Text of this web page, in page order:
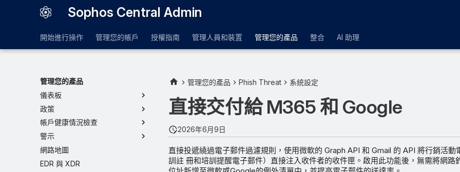
Sophos Central Admin
開始進行操作 管理您的帳戶 授權指南 管理人員和裝置 管理您的產品 整合 AI 助理
管理您的產品
儀表板
政策
帳戶健康情況檢查
警示
網路地圖
EDR 與 XDR
管理您的產品 Phish Threat 系統設定
直接交付給 M365 和 Google
2026年6月9日
直接投遞繞過電子郵件過濾規則，使用微軟的 Graph API 和 Gmail 的 API 將行銷活動
訓註 冊和培訓提醒電子郵件）直接注入收件者的收件匣。啟用此功能後，無需將網路